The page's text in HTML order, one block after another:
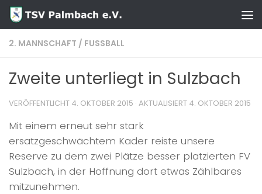
Zum Inhalt springen
2. MANNSCHAFT / FUSSBALL
Zweite unterliegt in Sulzbach
VERÖFFENTLICHT 4. OKTOBER 2015 · AKTUALISIERT 4. OKTOBER 2015
Mit einem erneut sehr stark
ersatzgeschwächtem Kader reiste unsere
Reserve zu dem zwei Plätze besser platzierten FV
Sulzbach, in der Hoffnung dort etwas Zählbares
mitzunehmen.